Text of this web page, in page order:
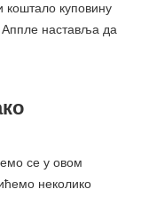
коштало куповину
Аппле наставља да
се у овом
неколико